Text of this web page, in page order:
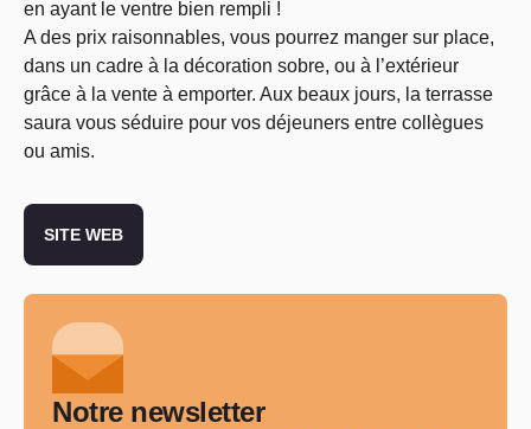
en ayant le ventre bien rempli !
A des prix raisonnables, vous pourrez manger sur place,
dans un cadre à la décoration sobre, ou à l’extérieur
grâce à la vente à emporter. Aux beaux jours, la terrasse
saura vous séduire pour vos déjeuners entre collègues
ou amis.
SITE WEB
Notre newsletter